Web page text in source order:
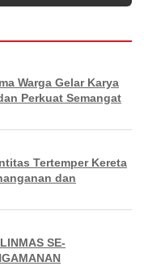
Warga Gelar Karya
Perkuat Semangat
Tertemper Kereta
dan
SE-